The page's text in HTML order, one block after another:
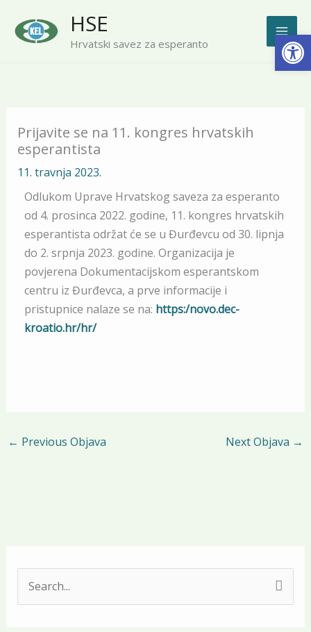
content
HSE
Hrvatski savez za esperanto
Prijavite se na 11. kongres hrvatskih
esperantista
11. travnja 2023.
Odlukom Uprave Hrvatskog saveza za esperanto
od 4. prosinca 2022. godine, 11. kongres hrvatskih
esperantista održat će se u Đurđevcu od 30. lipnja
do 2. srpnja 2023. godine. Organizacija je
povjerena Dokumentacijskom esperantskom
centru iz Đurđevca, a prve informacije i
pristupnice nalaze se na: https:/novo.dec-
kroatio.hr/hr/
← Previous Objava Next Objava →